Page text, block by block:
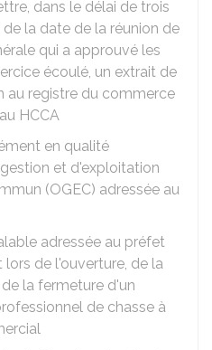
dans le délai de trois
la date de la réunion de
qui a approuvé les
écoulé, un extrait de
au registre du commerce
HCCA
en qualité
et d'exploitation
(OGEC) adressée au
adressée au préfet
de l'ouverture, de la
la fermeture d'un
de chasse à